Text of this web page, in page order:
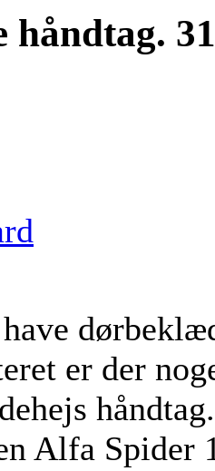
håndtag.
er der
Alfa Spider